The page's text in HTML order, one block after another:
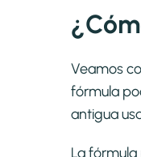
Veamos
fórmula
antigua
La